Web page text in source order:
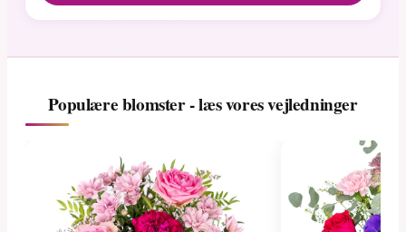
Populære blomster - læs vores vejledninger